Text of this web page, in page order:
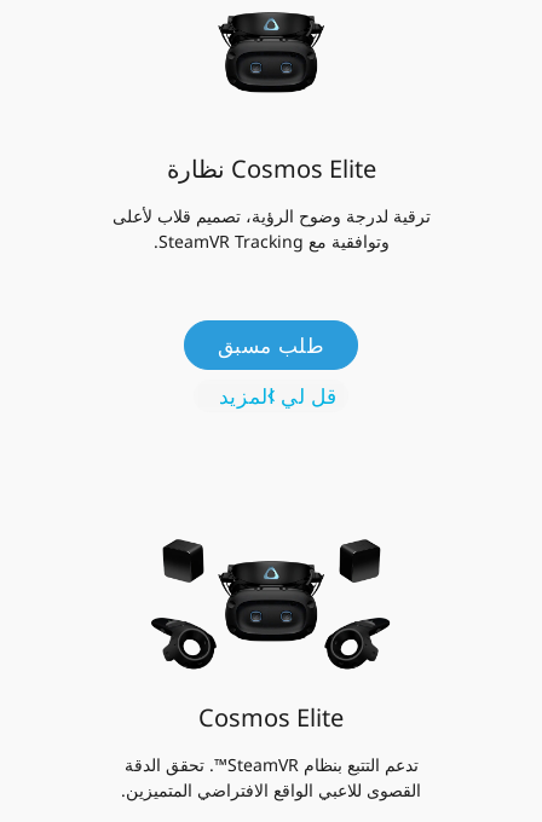
Cosmos Elite نظارة
ترقية لدرجة وضوح الرؤية، تصميم قلاب لأعلى
وتوافقية مع SteamVR Tracking.
طلب مسبق
قل لي المزيد
Cosmos Elite
تدعم التتبع بنظام SteamVR™. تحقق الدقة
القصوى للاعبي الواقع الافتراضي المتميزين.